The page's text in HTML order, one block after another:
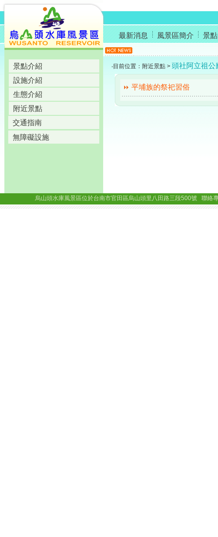
景點介紹
設施介紹
生態介紹
附近景點
交通指南
無障礙設施
最新消息 風景區簡介 景
‧目前位置：附近景點 > 頭社阿立祖公
平埔族的祭祀習俗
烏山頭水庫風景區位於台南市官田區烏山頭里八田路三段500號 聯